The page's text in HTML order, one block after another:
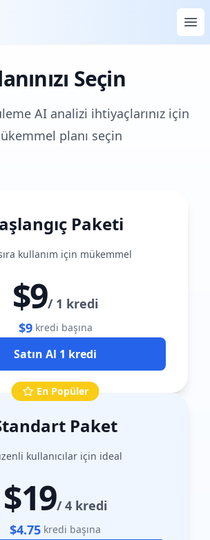
Seçin
AI analizi ihtiyaçlarınız için
planı seçin
Paketi
kullanım için mükemmel
$9/ 1 kredi
$9 kredi başına
Satın Al 1 kredi
En Popüler
Paket
kullanıcılar için ideal
$19/4 kredi
$4.75 kredi başına